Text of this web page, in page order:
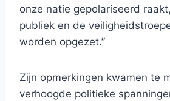
onze natie gepolariseerd
publiek en de
worden opgezet.”
Zijn opmerkingen kwamen te
verhoogde politieke